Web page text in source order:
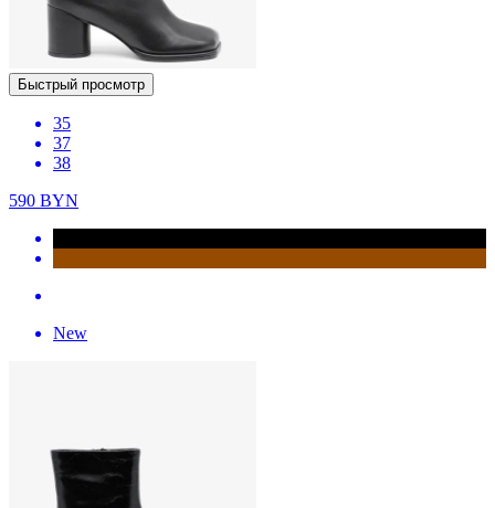
Быстрый просмотр
35
37
38
590 BYN
New